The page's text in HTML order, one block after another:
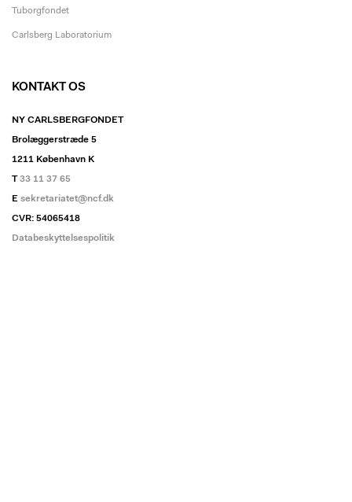
Tuborgfondet
Carlsberg Laboratorium
KONTAKT OS
NY CARLSBERGFONDET
Brolæggerstræde 5
1211 København K
T 33 11 37 65
E sekretariatet@ncf.dk
CVR: 54065418
Databeskyttelsespolitik